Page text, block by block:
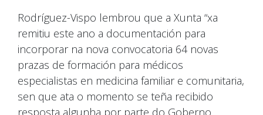
Rodríguez-Vispo lembrou que a Xunta “xa
remitiu este ano a documentación para
incorporar na nova convocatoria 64 novas
prazas de formación para médicos
especialistas en medicina familiar e comunitaria,
sen que ata o momento se teña recibido
resposta algunha por parte do Goberno